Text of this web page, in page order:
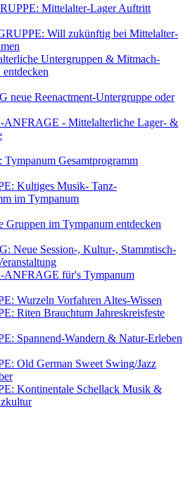
Mittelalter-Lager Auftritt
Will zukünftig bei Mittelalter-
Untergruppen & Mitmach-
neue Reenactment-Untergruppe oder
- Mittelalterliche Lager- &
Gesamtprogramm
Kultiges Musik- Tanz-
im Tympanum
Gruppen im Tympanum entdecken
Neue Session-, Kultur-, Stammtisch-
für's Tympanum
Wurzeln Vorfahren Altes-Wissen
Riten Brauchtum Jahreskreisfeste
Spannend-Wandern & Natur-Erleben
Old German Sweet Swing/Jazz
Kontinentale Schellack Musik &